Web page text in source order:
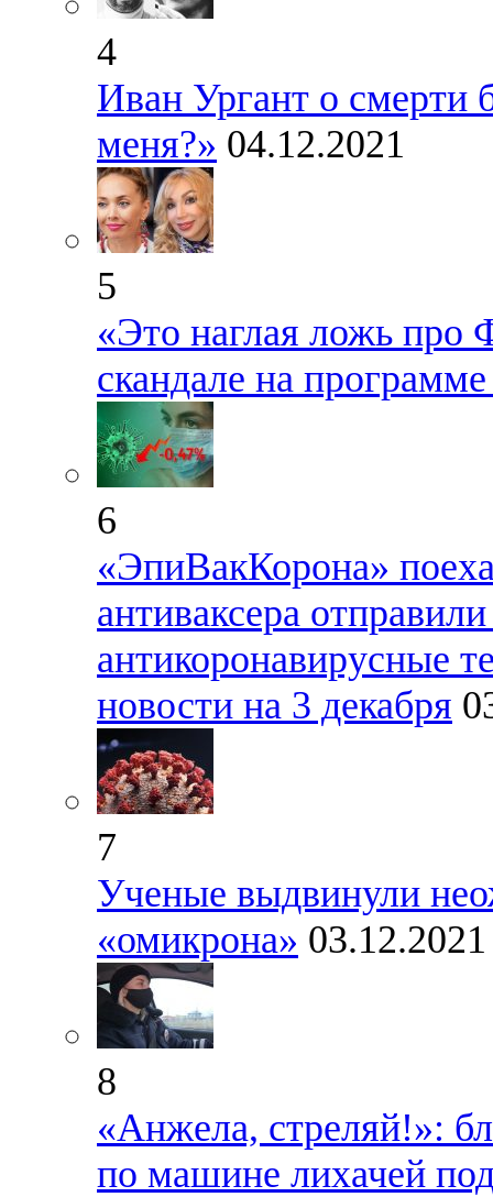
4
Иван Ургант о смерти
меня?» 04.12.2021
5
«Это наглая ложь про
скандале на
6
«ЭпиВакКорона»
антиваксера
антикоронавирусные
новости на 3 декабря
7
Ученые выдвинули
«омикрона» 03.12.2021
8
«Анжела, стреляй!»:
по машине лихачей